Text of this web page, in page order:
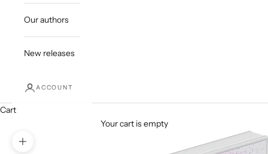
Our authors
New releases
ACCOUNT
Cart
Your cart is empty
Zoom picture